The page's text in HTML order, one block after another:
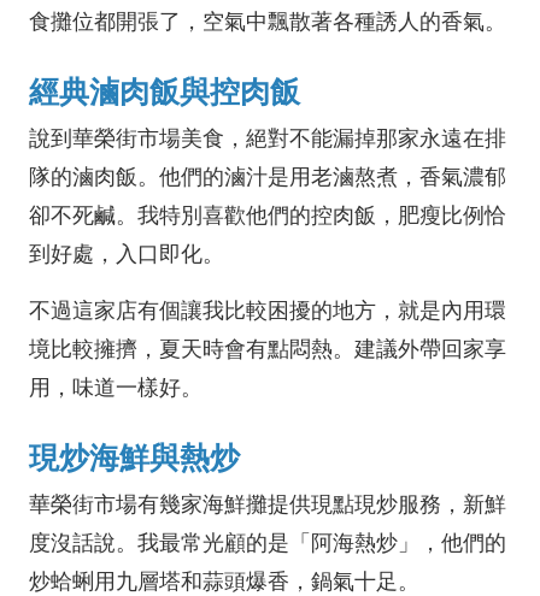
食攤位都開張了，空氣中飄散著各種誘人的香氣。
經典滷肉飯與控肉飯
說到華榮街市場美食，絕對不能漏掉那家永遠在排
隊的滷肉飯。他們的滷汁是用老滷熬煮，香氣濃郁
卻不死鹹。我特別喜歡他們的控肉飯，肥瘦比例恰
到好處，入口即化。
不過這家店有個讓我比較困擾的地方，就是內用環
境比較擁擠，夏天時會有點悶熱。建議外帶回家享
用，味道一樣好。
現炒海鮮與熱炒
華榮街市場有幾家海鮮攤提供現點現炒服務，新鮮
度沒話說。我最常光顧的是「阿海熱炒」，他們的
炒蛤蜊用九層塔和蒜頭爆香，鍋氣十足。